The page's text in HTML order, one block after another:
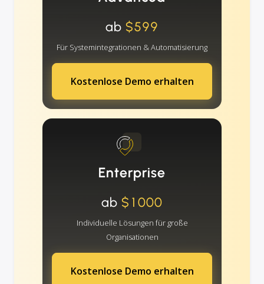
ab$599
Für Systemintegrationen & Automatisierung
Kostenlose Demo erhalten
Enterprise
ab$1000
Individuelle Lösungen für große
Organisationen
Kostenlose Demo erhalten